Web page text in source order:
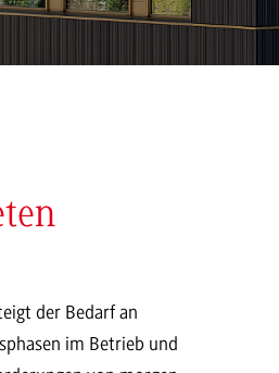
der Bedarf an
im Betrieb und